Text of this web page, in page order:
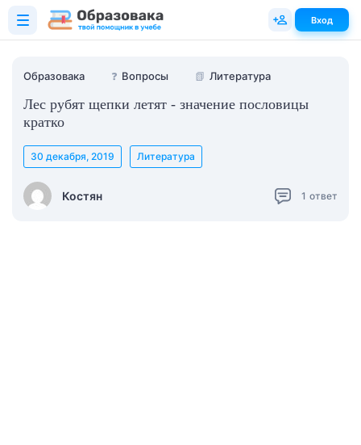
Образовака ❓ Вопросы 📗 Литература
Лес рубят щепки летят - значение пословицы
кратко
Костян
30 декабря, 2019 Литература
1 ответ
Вход